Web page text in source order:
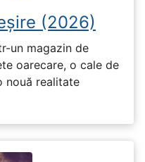
(2026)
un magazin de
oarecare, o cale de
nouă realitate